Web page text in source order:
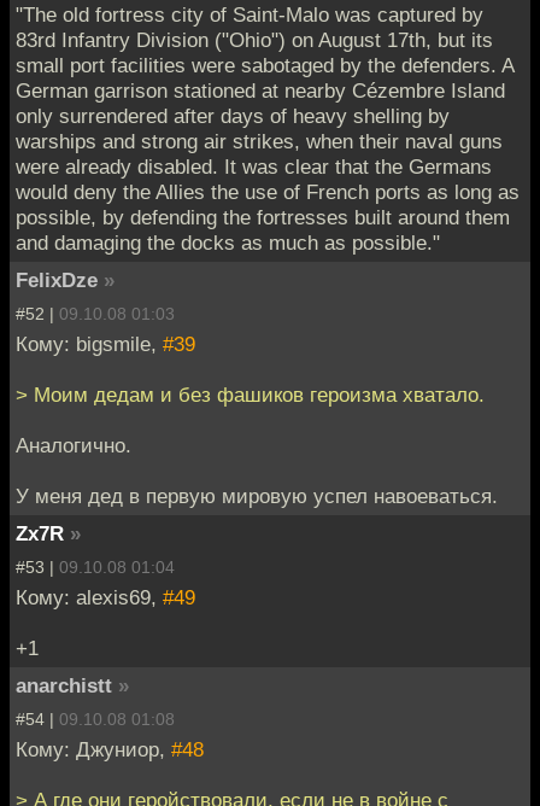
"The old fortress city of Saint-Malo was captured by
83rd Infantry Division ("Ohio") on August 17th, but its
small port facilities were sabotaged by the defenders. A
German garrison stationed at nearby Cézembre Island
only surrendered after days of heavy shelling by
warships and strong air strikes, when their naval guns
were already disabled. It was clear that the Germans
would deny the Allies the use of French ports as long as
possible, by defending the fortresses built around them
and damaging the docks as much as possible."
FelixDze »
#52 | 09.10.08 01:03
Кому: bigsmile, #39
> Моим дедам и без фашиков героизма хватало.
Аналогично.
У меня дед в первую мировую успел навоеваться.
Zx7R »
#53 | 09.10.08 01:04
Кому: alexis69, #49
+1
anarchistt »
#54 | 09.10.08 01:08
Кому: Джуниор, #48
> А где они геройствовали, если не в войне с